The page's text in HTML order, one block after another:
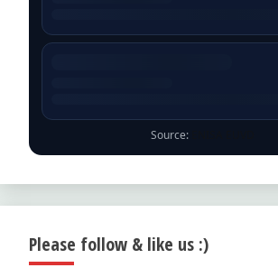
Source:
Please follow & like us :)